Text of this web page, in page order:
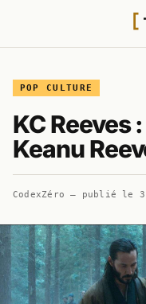
POP CULTURE
KC Reeves
Keanu
CodexZéro — publié le